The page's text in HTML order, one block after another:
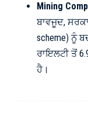
Mining
ਬਾਵਜੂਦ,
scheme) ਨੂੰ
ਰਾਇਲਟੀ ਤੋਂ
ਹੈ।